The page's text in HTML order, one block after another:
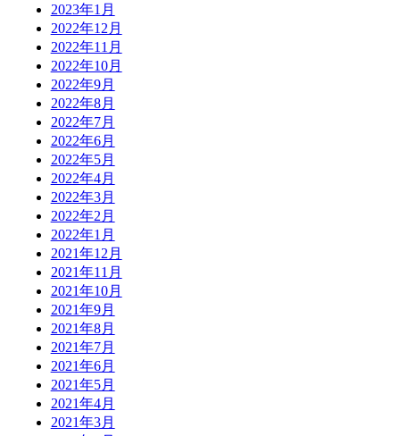
2023年1月
2022年12月
2022年11月
2022年10月
2022年9月
2022年8月
2022年7月
2022年6月
2022年5月
2022年4月
2022年3月
2022年2月
2022年1月
2021年12月
2021年11月
2021年10月
2021年9月
2021年8月
2021年7月
2021年6月
2021年5月
2021年4月
2021年3月